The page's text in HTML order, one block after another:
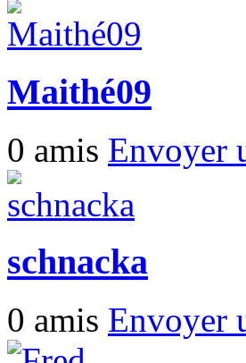
Maithé09
0 amis Envoyer
schnacka
0 amis Envoyer